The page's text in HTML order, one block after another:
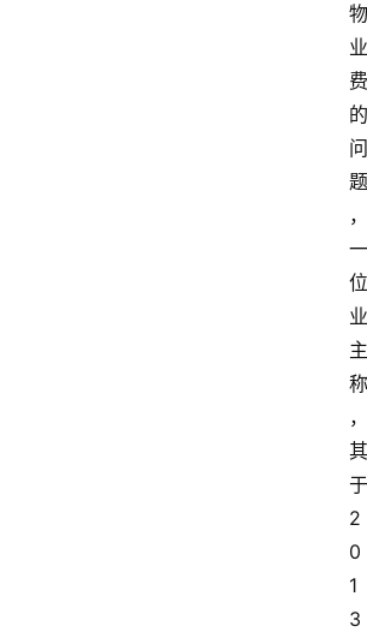
物
业
费
的
问
题
，
一
位
业
主
称
，
其
于
2
0
1
3